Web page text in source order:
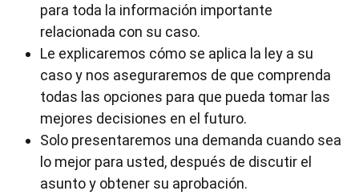
para toda la información importante
relacionada con su caso.
Le explicaremos cómo se aplica la ley a su
caso y nos aseguraremos de que comprenda
todas las opciones para que pueda tomar las
mejores decisiones en el futuro.
Solo presentaremos una demanda cuando sea
lo mejor para usted, después de discutir el
asunto y obtener su aprobación.